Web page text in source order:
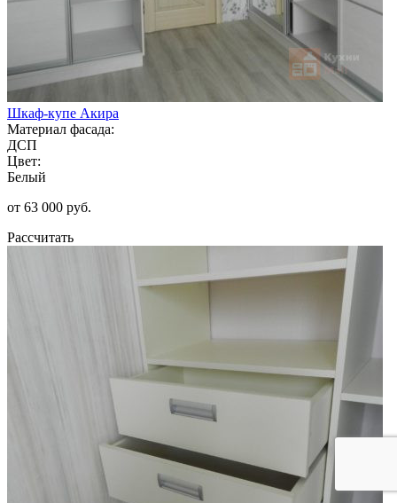
Шкаф-купе Акира
Материал фасада:
ДСП
Цвет:
Белый
от 63 000 руб.
Рассчитать